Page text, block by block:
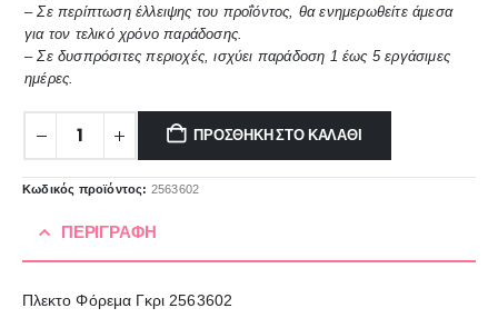
– Σε περίπτωση έλλειψης του προΐόντος, θα ενημερωθείτε άμεσα
για τον τελικό χρόνο παράδοσης.
– Σε δυσπρόσιτες περιοχές, ισχύει παράδοση 1 έως 5 εργάσιμες
ημέρες.
ΠΡΟΣΘΉΚΗ ΣΤΟ ΚΑΛΆΘΙ
Κωδικός προϊόντος: 2563602
ΠΕΡΙΓΡΑΦΉ
Πλεκτο Φόρεμα Γκρι 2563602